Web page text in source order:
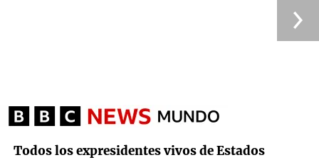
Todos los expresidentes vivos de Estados